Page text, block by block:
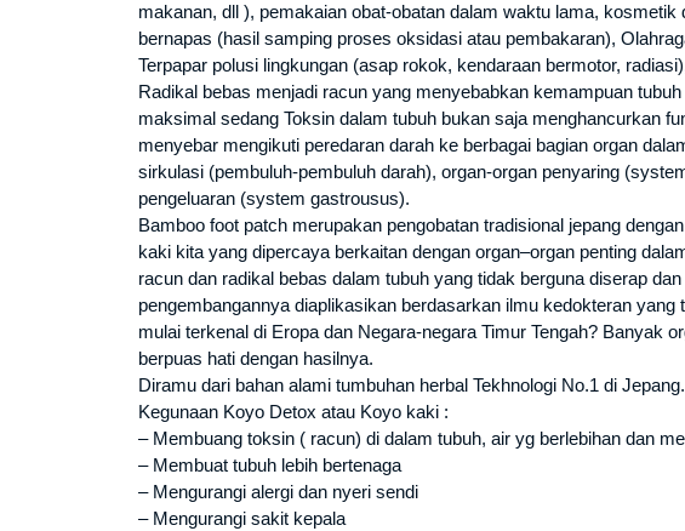
makanan, dll ), pemakaian obat-obatan dalam waktu lama,
bernapas (hasil samping proses oksidasi atau pembakaran),
Terpapar polusi lingkungan (asap rokok, kendaraan bermotor,
Radikal bebas menjadi racun yang menyebabkan kemampuan
maksimal sedang Toksin dalam tubuh bukan saja menghancurkan
menyebar mengikuti peredaran darah ke berbagai bagian organ
sirkulasi (pembuluh-pembuluh darah), organ-organ penyaring
pengeluaran (system gastrousus).
Bamboo foot patch merupakan pengobatan tradisional jepang
kaki kita yang dipercaya berkaitan dengan organ–organ penting
racun dan radikal bebas dalam tubuh yang tidak berguna diserap
pengembangannya diaplikasikan berdasarkan ilmu kedokteran yang
mulai terkenal di Eropa dan Negara-negara Timur Tengah? Banyak
berpuas hati dengan hasilnya.
Diramu dari bahan alami tumbuhan herbal Tekhnologi No.1 di Jepang.
Kegunaan Koyo Detox atau Koyo kaki :
– Membuang toksin ( racun) di dalam tubuh, air yg berlebihan dan
– Membuat tubuh lebih bertenaga
– Mengurangi alergi dan nyeri sendi
– Mengurangi sakit kepala